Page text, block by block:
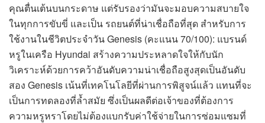
คุณตื่นเต้นบนกระดาษ แต่รับรองว่ามันจะมอบความสบายใจ
ในทุกการขับขี่ และเป็น รถยนต์ที่น่าเชื่อถือที่สุด สำหรับการ
ใช้งานในชีวิตประจำวัน Genesis (คะแนน 70/100): แบรนด์
หรูในเครือ Hyundai สร้างความประหลาดใจให้กับนัก
วิเคราะห์ด้วยการคว้าอันดับความน่าเชื่อถือสูงสุดเป็นอันดับ
สอง Genesis เน้นที่เทคโนโลยีที่ผ่านการพิสูจน์แล้ว แทนที่จะ
เป็นการทดลองที่ล้ำสมัย ซึ่งเป็นผลดีต่อเจ้าของที่ต้องการ
ความหรูหราโดยไม่ต้องแบกรับค่าใช้จ่ายในการซ่อมแซมที่